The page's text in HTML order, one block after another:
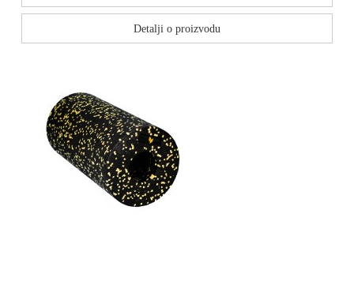
Detalji o proizvodu